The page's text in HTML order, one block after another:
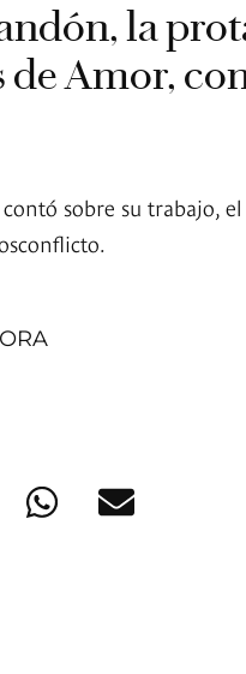
la
de Amor,
sobre su trabajo,